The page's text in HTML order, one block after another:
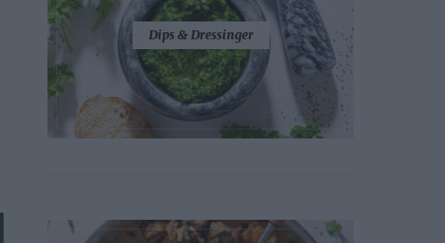
Dips & Dressinger